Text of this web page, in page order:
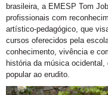
brasileira, a EMESP Tom
profissionais com
artístico-pedagógico, que
cursos oferecidos pela
conhecimento, vivência e
história da música
popular ao erudito.